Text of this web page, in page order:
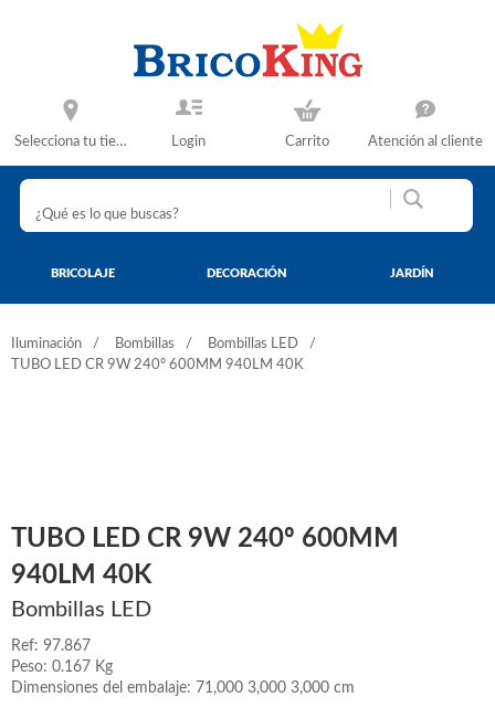
Selecciona tu tienda Login Carrito Atención al cliente
BRICOLAJE DECORACIÓN JARDÍN
Iluminación Bombillas
Bombillas LED
TUBO LED CR 9W 240º 600MM 940LM 40K
TUBO LED CR 9W 240º 600MM
940LM 40K
Bombillas LED
Ref: 97.867
Peso: 0.167 Kg
Dimensiones del embalaje: 71,000 3,000 3,000 cm